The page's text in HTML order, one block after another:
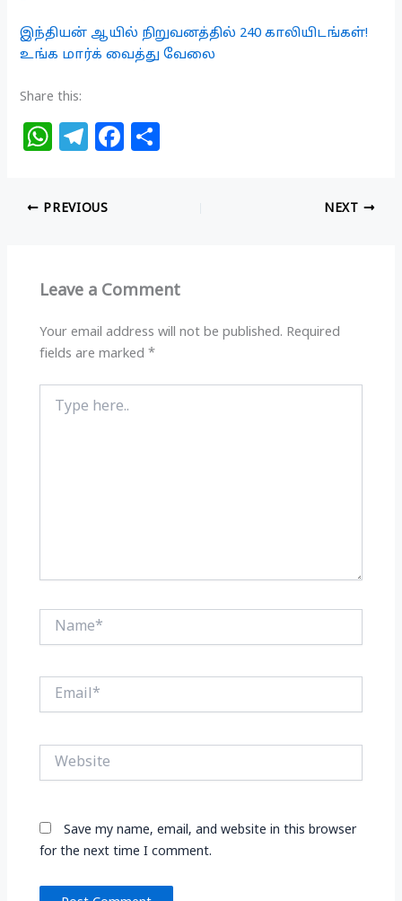
இந்தியன் ஆயில் நிறுவனத்தில் 240 காலியிடங்கள்!
உங்க மார்க் வைத்து வேலை
Share this:
W
at
s
p
T
e
g
m
F
o
k
PREVIOUS NEXT
Leave a Comment
Your email address will not be published. Required
fields are marked*
here..
Name*
Email*
Website
Save my name, email, and website in this browser
for the next time I comment.